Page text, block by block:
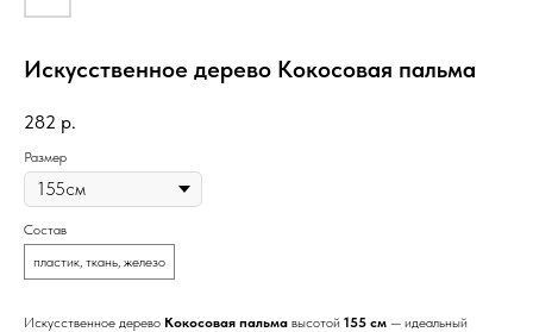
Искусственное дерево Кокосовая пальма
282 р.
Размер
Состав
пластик, ткань, железо
Искусственное дерево Кокосовая пальма высотой 155 см — идеальный